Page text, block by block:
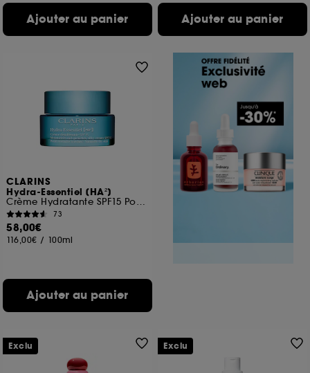
Ajouter au panier Ajouter au panier
CLARINS
Hydra-Essentiel [HA²]
Crème Hydratante SPF15 Pour Peaux normales à sèches
73
58,00€
116,00€ / 100ml
Ajouter au panier
Exclu Exclu